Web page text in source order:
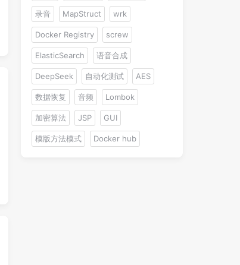
录音 MapStruct wrk
Docker Registry screw
ElasticSearch 语音合成
DeepSeek 自动化测试 AES
数据恢复 音频 Lombok
加密算法 JSP GUI
模版方法模式 Docker hub